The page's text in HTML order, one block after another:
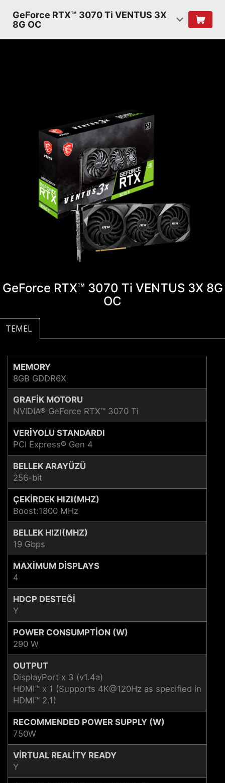
GeForce RTX™ 3070 Ti VENTUS 3X
8G OC
GeForce RTX™ 3070 Ti VENTUS 3X 8G
OC
TEMEL
MEMORY
8GB GDDR6X
GRAFIK MOTORU
NVIDIA® GeForce RTX™ 3070 Ti
VERIYOLU STANDARDI
PCI Express® Gen 4
BELLEK ARAYÜZÜ
256-bit
ÇEKIRDEK HIZI(MHZ)
Boost:1800 MHz
BELLEK HIZI(MHZ)
19 Gbps
MAXIMUM DISPLAYS
4
HDCP DESTEĞI
Y
POWER CONSUMPTION (W)
290 W
OUTPUT
DisplayPort x 3 (v1.4a)
HDMI™ x 1 (Supports 4K@120Hz as specified in
HDMI™ 2.1)
RECOMMENDED POWER SUPPLY (W)
750W
VIRTUAL REALITY READY
Y